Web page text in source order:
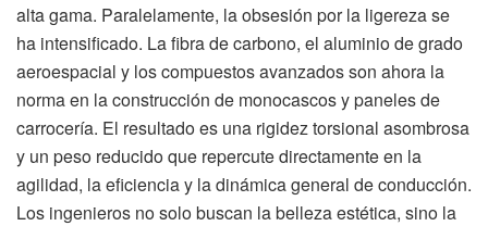
alta gama. Paralelamente, la obsesión por la ligereza se
ha intensificado. La fibra de carbono, el aluminio de grado
aeroespacial y los compuestos avanzados son ahora la
norma en la construcción de monocascos y paneles de
carrocería. El resultado es una rigidez torsional asombrosa
y un peso reducido que repercute directamente en la
agilidad, la eficiencia y la dinámica general de conducción.
Los ingenieros no solo buscan la belleza estética, sino la